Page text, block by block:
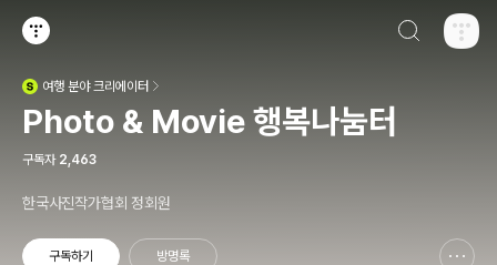
여행분야 크리에이터
Photo & Movie 행복나눔터
구독자 2,463
한국사진작가협회 정회원
구독하기 방명록